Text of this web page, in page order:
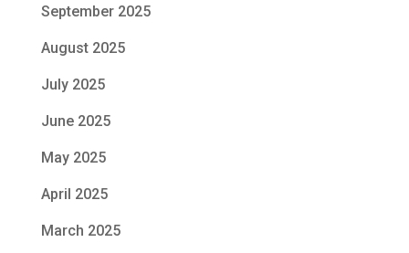
September 2025
August 2025
July 2025
June 2025
May 2025
April 2025
March 2025